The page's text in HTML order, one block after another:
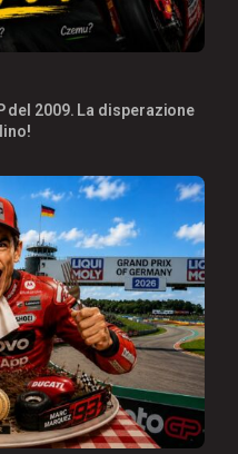
del 2009. La disperazione